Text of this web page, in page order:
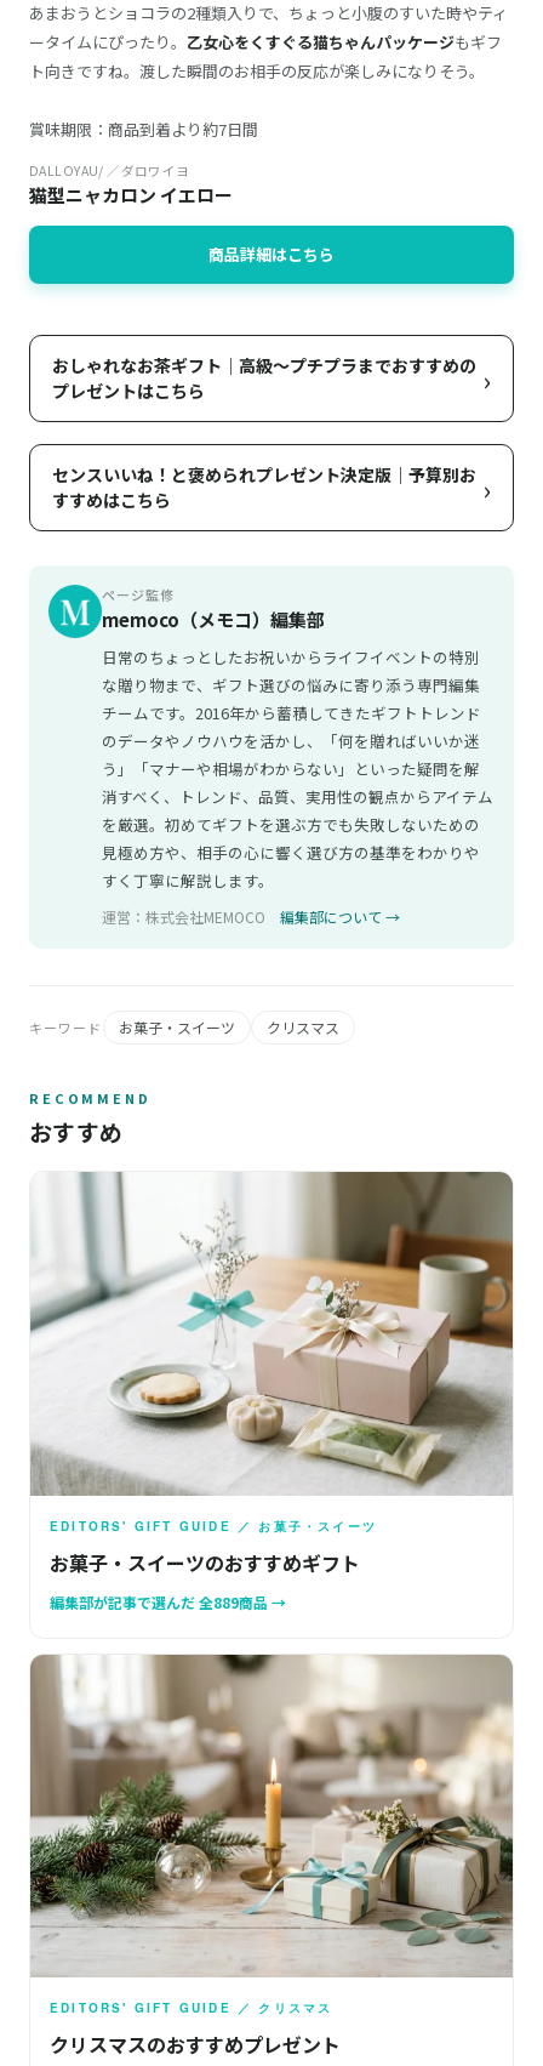
あまおうとショコラの2種類入りで、ちょっと小腹のすいた時やティ
ータイムにぴったり。 乙女心をくすぐる猫ちゃんパッケージもギフ
ト向きですね。渡した瞬間のお相手の反応が楽しみになりそう。
賞味期限：商品到着より約7日間
DALLOYAU/ ／ダロワイヨ
猫型ニャカロン イエロー
商品詳細はこちら
おしゃれなお茶ギフト｜高級〜プチプラまでおすすめの
プレゼントはこちら
›
センスいいね！と褒められプレゼント決定版｜予算別お
すすめはこちら
›
ページ監修
memoco（メモコ）編集部
日常のちょっとしたお祝いからライフイベントの特別
な贈り物まで、ギフト選びの悩みに寄り添う専門編集
チームです。2016年から蓄積してきたギフトトレンド
のデータやノウハウを活かし、「何を贈ればいいか迷
う」「マナーや相場がわからない」といった疑問を解
消すべく、トレンド、品質、実用性の観点からアイテム
を厳選。初めてギフトを選ぶ方でも失敗しないための
見極め方や、相手の心に響く選び方の基準をわかりや
すく丁寧に解説します。
運営：株式会社MEMOCO 編集部について →
キーワード お菓子・スイーツ クリスマス
RECOMMEND
おすすめ
EDITORS' GIFT GUIDE ／ お菓子・スイーツ
お菓子・スイーツのおすすめギフト
編集部が記事で選んだ 全889商品 →
EDITORS' GIFT GUIDE ／ クリスマス
クリスマスのおすすめプレゼント